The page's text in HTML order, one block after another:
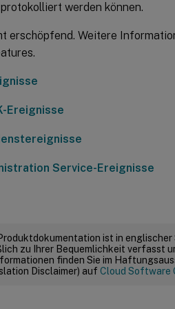
werden können.
erschöpfend. Weitere
Ereignisse
Service-Ereignisse
ist in
zu Ihrer Bequemlichkeit verfasst
finden Sie im
Disclaimer) auf Cloud Software